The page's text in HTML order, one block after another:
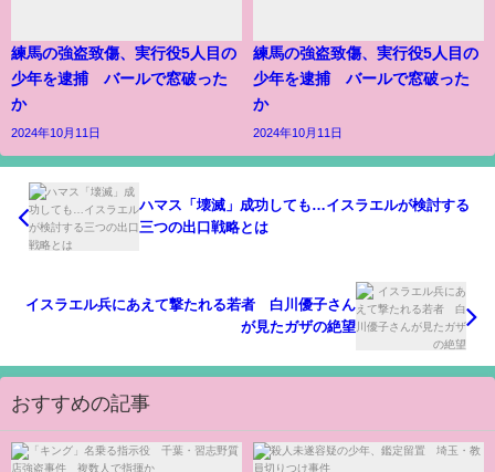
練馬の強盗致傷、実行役5人目の
少年を逮捕 バールで窓破った
か
2024年10月11日
練馬の強盗致傷、実行役5人目の
少年を逮捕 バールで窓破った
か
2024年10月11日
ハマス「壊滅」成功しても…イスラエルが検討する
三つの出口戦略とは
イスラエル兵にあえて撃たれる若者 白川優子さん
が見たガザの絶望
おすすめの記事